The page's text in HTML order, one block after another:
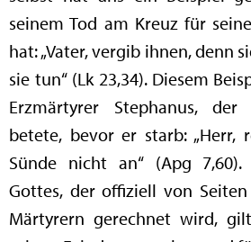
seinem Tod am Kreuz für
hat: „Vater, vergib ihnen, denn
sie tun“ (Lk 23,34). Diesem
Erzmärtyrer Stephanus,
betete, bevor er starb: „Herr,
Sünde nicht an“ (Apg
Gottes, der offiziell von
Märtyrern gerechnet wird,